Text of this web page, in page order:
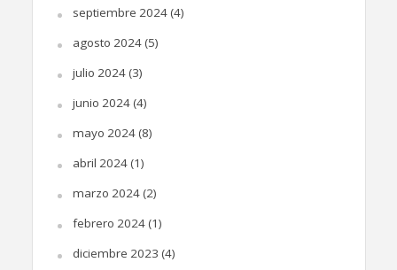
septiembre 2024(4)
agosto 2024(5)
julio 2024(3)
junio 2024(4)
mayo 2024(8)
abril 2024(1)
marzo 2024(2)
febrero 2024(1)
diciembre 2023 (4)